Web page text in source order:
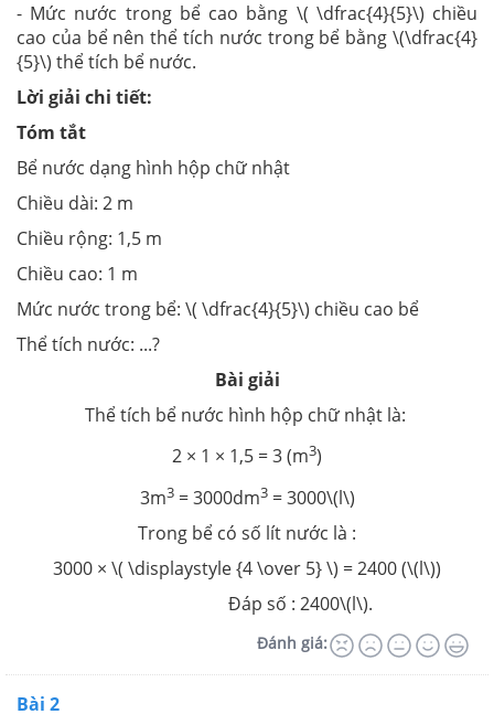
- Mức nước trong bể cao bằng \( \dfrac{4}{5}\) chiều
cao của bể nên thể tích nước trong bể bằng \(\dfrac{4}
{5}\) thể tích bể nước.
Lời giải chi tiết:
Tóm tắt
Bể nước dạng hình hộp chữ nhật
Chiều dài: 2 m
Chiều rộng: 1,5 m
Chiều cao: 1 m
Mức nước trong bể: \( \dfrac{4}{5}\) chiều cao bể
Thể tích nước: ...?
Bài giải
Thể tích bể nước hình hộp chữ nhật là:
2 × 1 × 1,5 = 3 (m3)
3m3= 3000dm3= 3000\(l\)
Trong bể có số lít nước là :
3000 × \( \displaystyle {4 \over 5} \) = 2400 (\(l\))
Đáp số : 2400\(l\).
Đánh giá:
Bài 2